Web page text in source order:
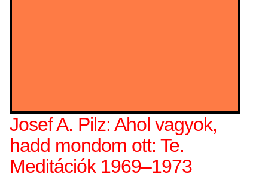
Josef A. Pilz: Ahol vagyok,
hadd mondom ott: Te.
Meditációk 1969–1973